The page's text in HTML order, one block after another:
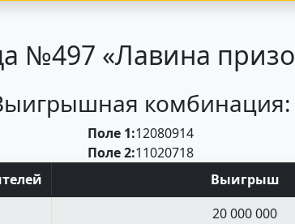
№497 «Лавина
комбинация:
Поле 1:12080914
Поле 2:11020718
лей Выигрыш
20 000 000